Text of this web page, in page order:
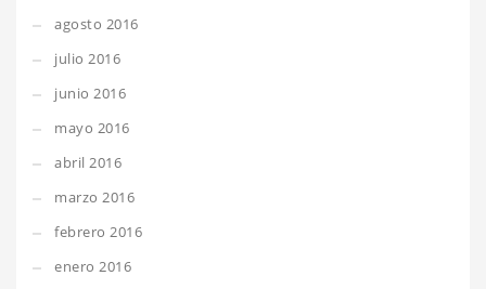
agosto 2016
julio 2016
junio 2016
mayo 2016
abril 2016
marzo 2016
febrero 2016
enero 2016